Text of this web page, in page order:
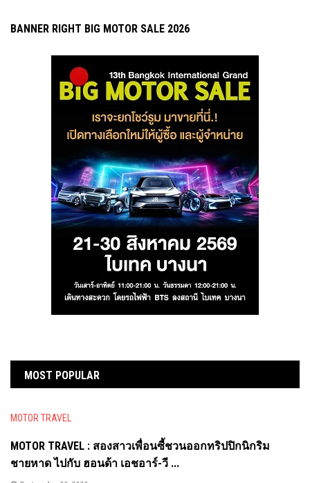
BANNER RIGHT BIG MOTOR SALE 2026
MOST POPULAR
MOTOR TRAVEL
MOTOR TRAVEL : สองสาวเพื่อนซี้ชวนออกทริปปิกนิกริม
ชายหาด ไปกับ ฮอนด้า เอชอาร์-วี ...